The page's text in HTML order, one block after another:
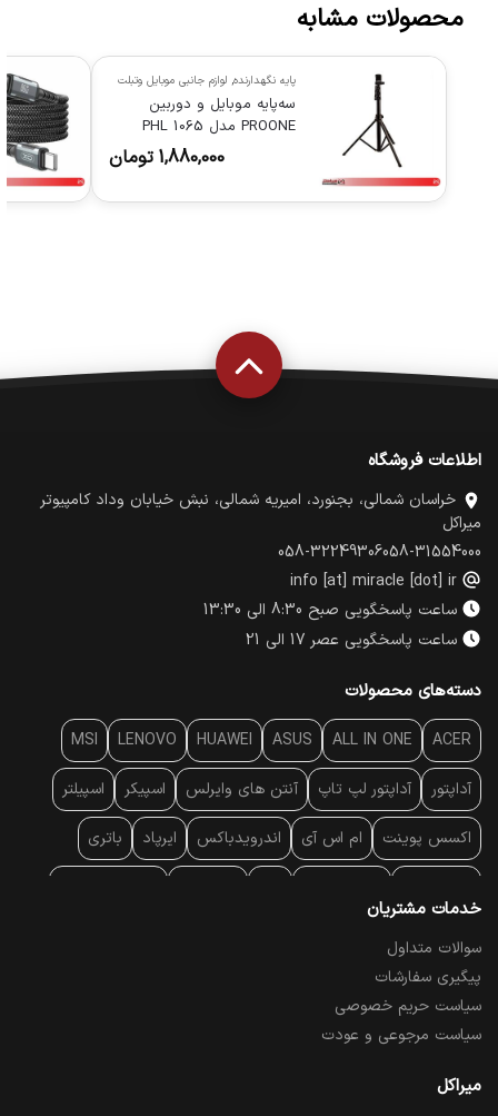
محصولات مشابه
پایه نگهدارنده, لوازم جانبی موبایل وتبلت
سه‌پایه موبایل و دوربین
PROONE مدل PHL 1065
1,880,000 تومان
اطلاعات فروشگاه
خراسان شمالی، بجنورد، امیریه شمالی، نبش خیابان وداد کامپیوتر
میراکل
058-31554000
058-32249306
info [at] miracle [dot] ir
ساعت پاسخگویی صبح 8:30 الی 13:30
ساعت پاسخگویی عصر 17 الی 21
دسته‌های محصولات
ACER
ALL IN ONE
ASUS
HUAWEI
LENOVO
MSI
آداپتور آداپتور لپ تاپ آنتن‌ های وایرلس اسپیکر اسپیلتر
اکسس پوینت ام اس آی اندرویدباکس ایرپاد باتری
پایه سقفی
پرده نمایش
تبلت و موبایل تجهیزات پسیو شبکه
تلویزیون
خدمات مشتریان
سوالات متداول
پیگیری سفارشات
سیاست حریم خصوصی
سیاست مرجوعی و عودت
میراکل